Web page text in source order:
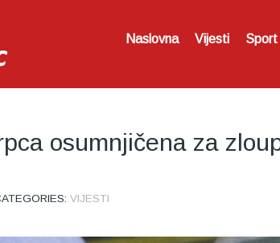
Naslovna Vijesti Sport
osumnjičena za
VIJESTI